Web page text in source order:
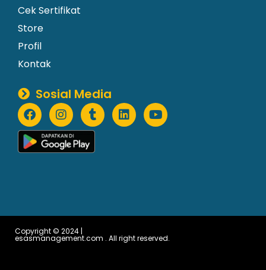
Cek Sertifikat
Store
Profil
Kontak
Sosial Media
Copyright © 2024 |
esasmanagement.com . All right reserved.